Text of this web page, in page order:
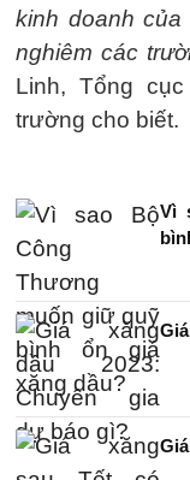
kinh doanh
nghiêm các
Linh, Tổng
trường cho biết.
Vì